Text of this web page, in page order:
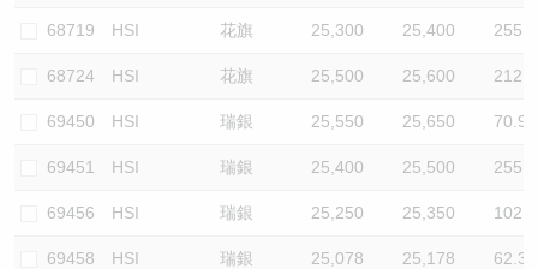
68719 HSI 花旗 25,300 25,400 255.3
68724 HSI 花旗 25,500 25,600 212.8
69450 HSI 瑞銀 25,550 25,650 70.9
69451 HSI 瑞銀 25,400 25,500 255.3
69456 HSI 瑞銀 25,250 25,350 102.1
69458 HSI 瑞銀 25,078 25,178 62.3